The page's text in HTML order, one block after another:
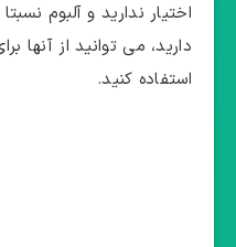
اختیار ندارید و آلبوم
دارید، می توانید از
استفاده کنید.